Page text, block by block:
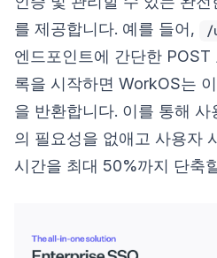
를 제공합니다. 예를 들어,
/
엔드포인트에 간단한
록을 시작하면 WorkOS는
을 반환합니다. 이를 통해
의 필요성을 없애고 사용자
시간을 최대 50%까지 단축